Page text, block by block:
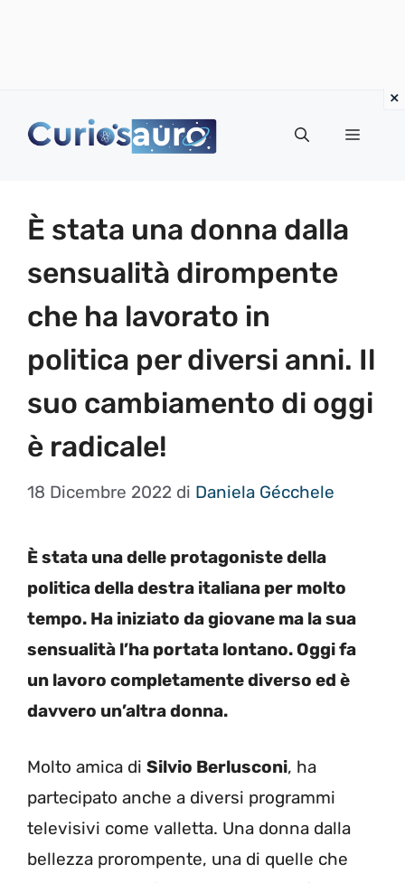
Menu
È stata una donna dalla
sensualità dirompente
che ha lavorato in
politica per diversi anni. Il
suo cambiamento di oggi
è radicale!
18 Dicembre 2022 di Daniela Gécchele
È stata una delle protagoniste della
politica della destra italiana per molto
tempo. Ha iniziato da giovane ma la sua
sensualità l’ha portata lontano. Oggi fa
un lavoro completamente diverso ed è
davvero un’altra donna.
Molto amica di Silvio Berlusconi, ha
partecipato anche a diversi programmi
televisivi come valletta. Una donna dalla
bellezza prorompente, una di quelle che